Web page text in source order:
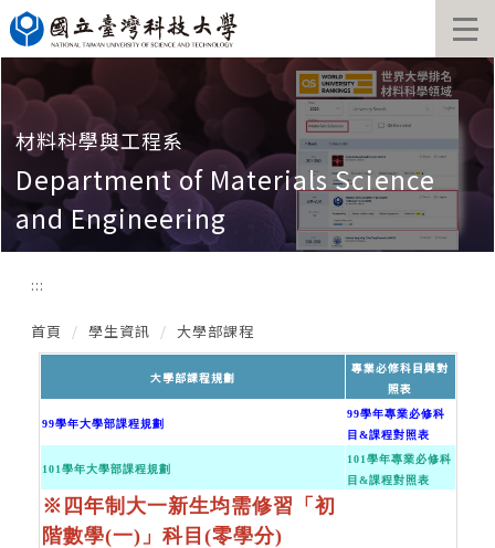
跳
到
主
要
內
容
區
材料科學與工程系
Department of Materials Science
and Engineering
:::
首頁 學生資訊 大學部課程
大學部課程規劃
專業必修科目與對
照表
99學年大學部課程規劃
99學年專業必修科
目&課程對照表
101學年大學部課程規劃
101學年專業必修科
目&課程對照表
※四年制大一新生均需修習「初
階數學(一)」科目(零學分)